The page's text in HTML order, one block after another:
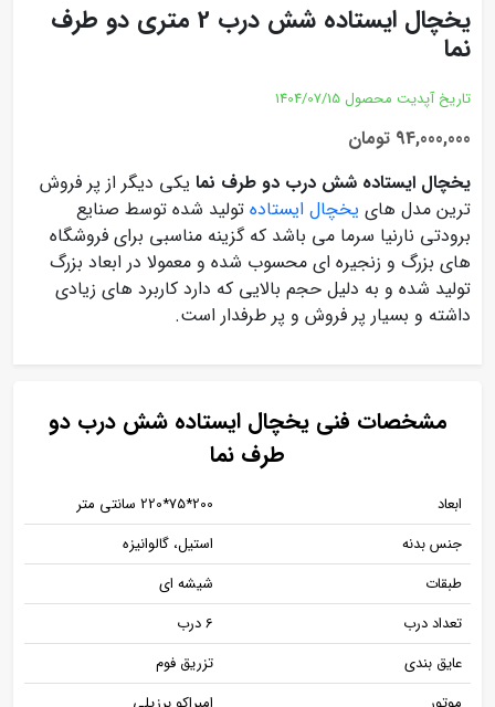
یخچال ایستاده شش درب 2 متری دو طرف
نما
تاریخ آپدیت محصول 1404/07/15
94,000,000 تومان
یخچال ایستاده شش درب دو طرف نما یکی دیگر از پر فروش
ترین مدل های یخچال ایستاده تولید شده توسط صنایع
برودتی نارنیا سرما می باشد که گزینه مناسبی برای فروشگاه
های بزرگ و زنجیره ای محسوب شده و معمولا در ابعاد بزرگ
تولید شده و به دلیل حجم بالایی که دارد کاربرد های زیادی
داشته و بسیار پر فروش و پر طرفدار است.
مشخصات فنی یخچال ایستاده شش درب دو
طرف نما
ابعاد
200*75*220 سانتی متر
جنس بدنه
استیل، گالوانیزه
طبقات
شیشه ای
تعداد درب
6 درب
عایق بندی
تزریق فوم